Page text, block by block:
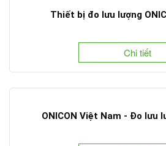
Thiết bị đo lưu lượng
Chi tiết
ONICON Việt Nam - Đo lưu